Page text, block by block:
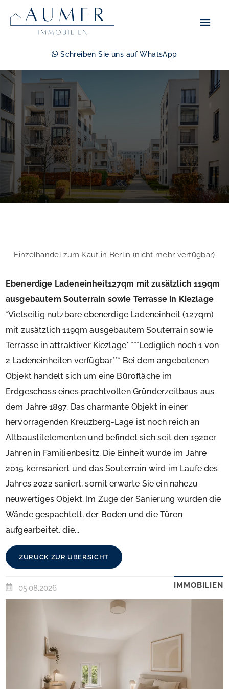
Schreiben Sie uns auf WhatsApp
Einzelhandel zum Kauf in Berlin (nicht mehr verfügbar)
Ebenerdige Ladeneinheit127qm mit zusätzlich 119qm
ausgebautem Souterrain sowie Terrasse in Kiezlage
*Vielseitig nutzbare ebenerdige Ladeneinheit (127qm)
mit zusätzlich 119qm ausgebautem Souterrain sowie
Terrasse in attraktiver Kiezlage* ***Lediglich noch 1 von
2 Ladeneinheiten verfügbar*** Bei dem angebotenen
Objekt handelt sich um eine Bürofläche im
Erdgeschoss eines prachtvollen Gründerzeitbaus aus
dem Jahre 1897. Das charmante Objekt in einer
hervorragenden Kreuzberg-Lage ist noch reich an
Altbaustilelementen und befindet sich seit den 1920er
Jahren in Familienbesitz. Die Einheit wurde im Jahre
2015 kernsaniert und das Souterrain wird im Laufe des
Jahres 2022 saniert, somit erwarte Sie ein nahezu
neuwertiges Objekt. Im Zuge der Sanierung wurden die
Wände gespachtelt, der Boden und die Türen
aufgearbeitet, die...
ZURÜCK ZUR ÜBERSICHT
05.08.2026 IMMOBILIEN